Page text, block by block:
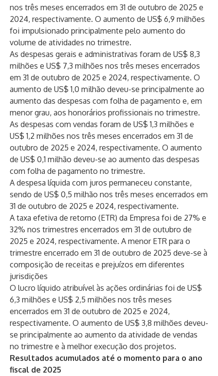
nos três meses encerrados em 31 de outubro de 2025 e
2024, respectivamente. O aumento de US$ 6,9 milhões
foi impulsionado principalmente pelo aumento do
volume de atividades no trimestre.
As despesas gerais e administrativas foram de US$ 8,3
milhões e US$ 7,3 milhões nos três meses encerrados
em 31 de outubro de 2025 e 2024, respectivamente. O
aumento de US$ 1,0 milhão deveu-se principalmente ao
aumento das despesas com folha de pagamento e, em
menor grau, aos honorários profissionais no trimestre.
As despesas com vendas foram de US$ 1,3 milhões e
US$ 1,2 milhões nos três meses encerrados em 31 de
outubro de 2025 e 2024, respectivamente. O aumento
de US$ 0,1 milhão deveu-se ao aumento das despesas
com folha de pagamento no trimestre.
A despesa líquida com juros permaneceu constante,
sendo de US$ 0,5 milhão nos três meses encerrados em
31 de outubro de 2025 e 2024, respectivamente.
A taxa efetiva de retorno (ETR) da Empresa foi de 27% e
32% nos trimestres encerrados em 31 de outubro de
2025 e 2024, respectivamente. A menor ETR para o
trimestre encerrado em 31 de outubro de 2025 deve-se à
composição de receitas e prejuízos em diferentes
jurisdições
O lucro líquido atribuível às ações ordinárias foi de US$
6,3 milhões e US$ 2,5 milhões nos três meses
encerrados em 31 de outubro de 2025 e 2024,
respectivamente. O aumento de US$ 3,8 milhões deveu-
se principalmente ao aumento da atividade de vendas
no trimestre e à melhor execução dos projetos.
Resultados acumulados até o momento para o ano
fiscal de 2025